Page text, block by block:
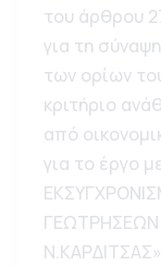
του άρθρου
για τη
των ορίων
κριτήριο
από
για το έργο